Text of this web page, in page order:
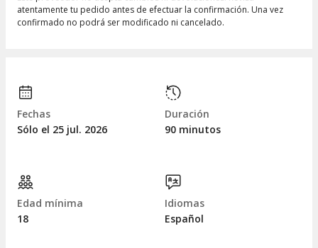
atentamente tu pedido antes de efectuar la confirmación. Una vez
confirmado no podrá ser modificado ni cancelado.
Fechas
Sólo el 25 jul. 2026
Duración
90 minutos
Edad mínima
18
Idiomas
Español